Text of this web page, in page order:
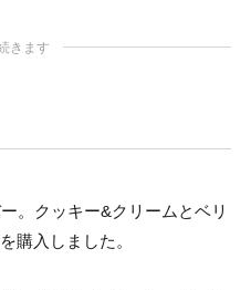
きます
。クッキー&クリームとベリ
購入しました。